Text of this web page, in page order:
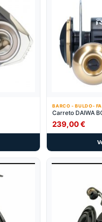
BARCO - BULDO-
Carreto DAIWA
239,00€